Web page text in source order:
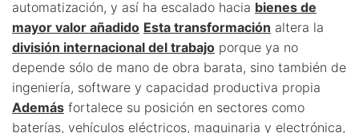
automatización, y así ha escalado hacia bienes de
mayor valor añadido Esta transformación altera la
división internacional del trabajo porque ya no
depende sólo de mano de obra barata, sino también de
ingeniería, software y capacidad productiva propia
Además fortalece su posición en sectores como
baterías, vehículos eléctricos, maquinaria y electrónica,